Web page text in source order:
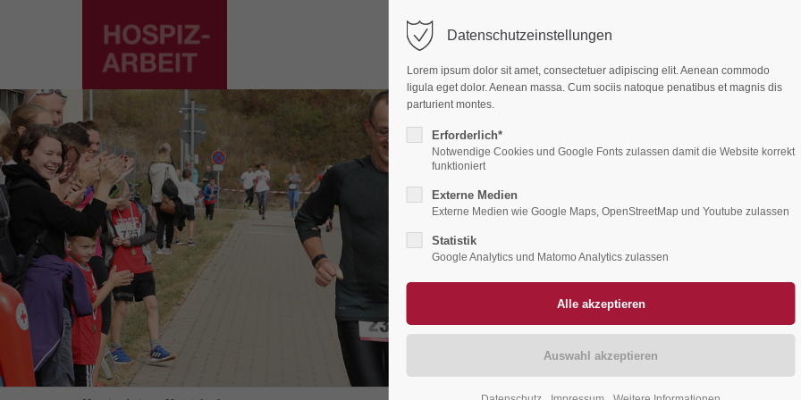
Login
Benutzername
Passwort
Anmelden
Register| Lost your password?
Support
Lorem ipsum dolor sit amet:
24h
We offer support for our customers
Cybersteel Inc.
info@yourdomain.com
Home
Datenschutzeinstellungen
Lorem ipsum dolor sit amet, consectetuer adipiscing elit. Aenean commodo
ligula eget dolor. Aenean massa. Cum sociis natoque penatibus et magnis dis
parturient montes.
Erforderlich*
Notwendige Cookies und Google Fonts zulassen damit die Website korrekt
funktioniert
Externe Medien
Externe Medien wie Google Maps, OpenStreetMap und Youtube zulassen
Statistik
Google Analytics und Matomo Analytics zulassen